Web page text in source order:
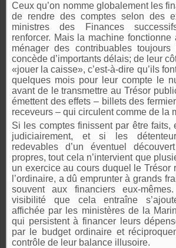
Ceux qu’on nomme globalement les
de rendre des comptes selon des
ministres des Finances
renforcer. Mais la machine fonctionne
ménager des contribuables
concède d’importants délais; de leur
«jouer la caisse», c’est-à-dire qu’ils
quelques mois pour leur compte le
avant de le transmettre au Trésor
émettent des effets – billets des
receveurs – qui circulent comme de la
Si les comptes finissent par être faits,
judiciairement, et si les
redevables d’un éventuel
propres, tout cela n’intervient que
un exercice au cours duquel le Trésor
l’ordinaire, a dû emprunter à grands
souvent aux financiers eux-
visibilité que cela entraîne
affichée par les ministères de la
qui persistent à financer leurs
par le budget ordinaire et
contrôle de leur balance illusoire.